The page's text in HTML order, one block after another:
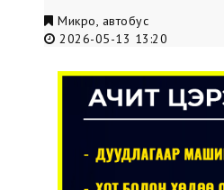
Микро, автобус
2026-05-13 13:20